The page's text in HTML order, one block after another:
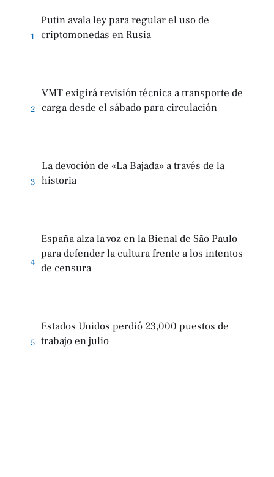
1
Putin avala ley para regular el uso de
criptomonedas en Rusia
2
VMT exigirá revisión técnica a transporte de
carga desde el sábado para circulación
3
La devoción de «La Bajada» a través de la
historia
4
España alza la voz en la Bienal de São Paulo
para defender la cultura frente a los intentos
de censura
5
Estados Unidos perdió 23,000 puestos de
trabajo en julio